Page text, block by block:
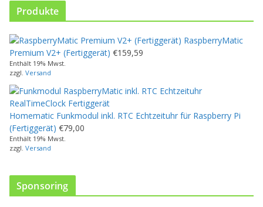
s
e
s
P
r
o
d
u
k
t
w
t
Produkte
RaspberryMatic
Premium V2+ (Fertiggerät) €159,59
Enthält 19% Mwst.
zzgl. Versand
Homematic Funkmodul inkl. RTC Echtzeituhr für Raspberry Pi
(Fertiggerät) €79,00
Enthält 19% Mwst.
zzgl. Versand
Sponsoring